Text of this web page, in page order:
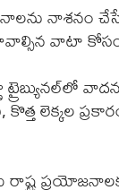
వాటా
కొత్త లెక్కల